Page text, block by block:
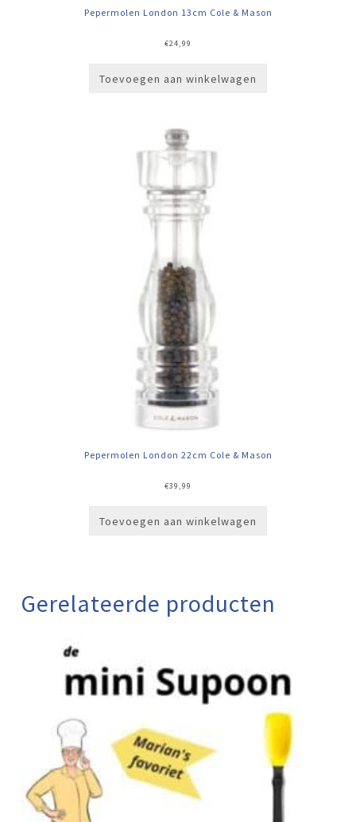
Pepermolen London 13cm Cole & Mason
€24,99
Toevoegen aan winkelwagen
Pepermolen London 22cm Cole & Mason
€39,99
Toevoegen aan winkelwagen
Gerelateerde producten